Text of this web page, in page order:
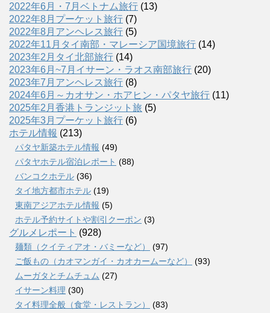
2022年6月・7月ベトナム旅行 (13)
2022年8月プーケット旅行 (7)
2022年8月アンヘレス旅行 (5)
2022年11月タイ南部・マレーシア国境旅行 (14)
2023年2月タイ北部旅行 (14)
2023年6月~7月イサーン・ラオス南部旅行 (20)
2023年7月アンヘレス旅行 (8)
2024年6月～カオサン・ホアヒン・パタヤ旅行 (11)
2025年2月香港トランジット旅 (5)
2025年3月プーケット旅行 (6)
ホテル情報 (213)
パタヤ新築ホテル情報 (49)
パタヤホテル宿泊レポート (88)
バンコクホテル (36)
タイ地方都市ホテル (19)
東南アジアホテル情報 (5)
ホテル予約サイトや割引クーポン (3)
グルメレポート (928)
麺類（クイティアオ・バミーなど）
(97)
ご飯もの（カオマンガイ・カオカームーなど）
(93)
ムーガタとチムチュム (27)
イサーン料理 (30)
タイ料理全般（食堂・レストラン）
(83)